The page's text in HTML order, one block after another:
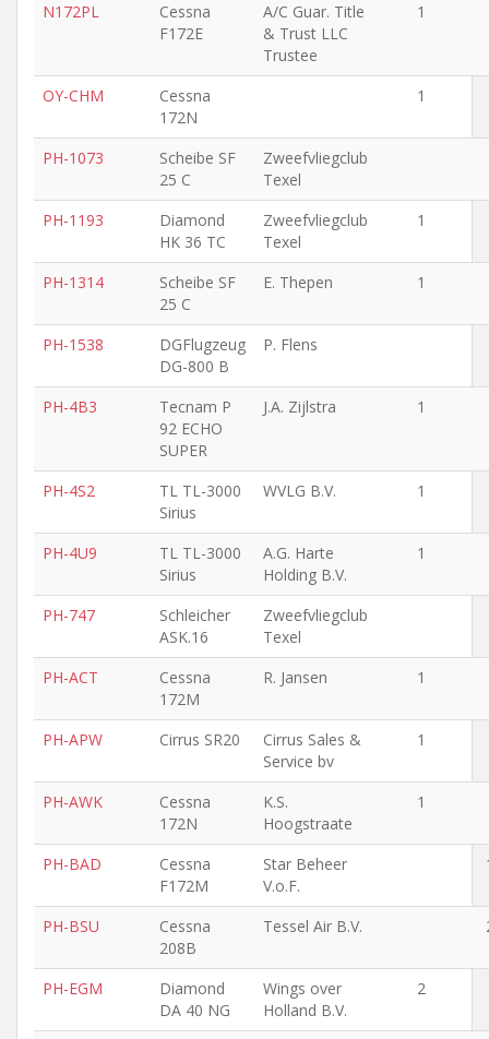
N172PL
Cessna
F172E
A/C Guar. Title
& Trust LLC
Trustee
1
OY-CHM
Cessna
172N
1
PH-1073
Scheibe SF
25 C
Zweefvliegclub
Texel
PH-1193
Diamond
HK 36 TC
Zweefvliegclub
Texel
1
PH-1314
Scheibe SF
25 C
E. Thepen 1
PH-1538
DGFlugzeug
DG-800 B
P. Flens
PH-4B3
Tecnam P
92 ECHO
SUPER
J.A. Zijlstra 1
PH-4S2
TL TL-3000
Sirius
WVLG B.V. 1
PH-4U9
TL TL-3000
Sirius
A.G. Harte
Holding B.V.
1
PH-747
Schleicher
ASK.16
Zweefvliegclub
Texel
PH-ACT
Cessna
172M
R. Jansen 1
PH-APW Cirrus SR20
Cirrus Sales &
Service bv
1
PH-AWK
Cessna
172N
K.S.
Hoogstraate
1
PH-BAD
Cessna
F172M
Star Beheer
V.o.F.
PH-BSU
Cessna
208B
Tessel Air B.V.
PH-EGM
Diamond
DA 40 NG
Wings over
Holland B.V.
2